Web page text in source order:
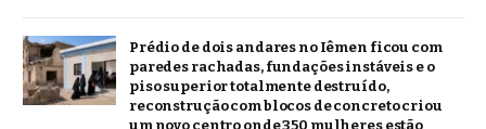
Prédio de dois andares no Iêmen ficou com
paredes rachadas, fundações instáveis e o
piso superior totalmente destruído,
reconstrução com blocos de concreto criou
um novo centro onde 350 mulheres estão